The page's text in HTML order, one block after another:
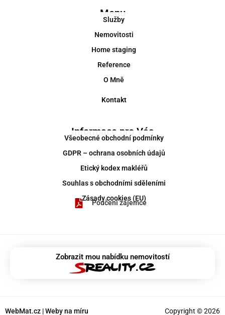
Menu
Služby
Nemovitosti
Home staging
Reference
O Mně
Kontakt
Informace pro Vás
Všeobecné obchodní podmínky
GDPR – ochrana osobních údajů
Etický kodex makléřů
Souhlas s obchodními sděleními
Zásady cookies (EU)
Poučení zájemce
Zobrazit mou nabídku nemovitostí
WebMat.cz | Weby na míru Copyright © 2026